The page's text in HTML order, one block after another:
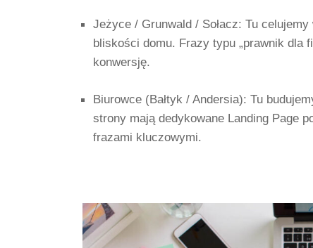
Jeżyce / Grunwald / Sołacz: Tu
bliskości domu. Frazy typu „prawnik dla
konwersję.
Biurowce (Bałtyk / Andersia): Tu
strony mają dedykowane Landing Page
frazami kluczowymi.